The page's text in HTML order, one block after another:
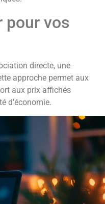
pour vos
directe, une
approche permet aux
aux prix affichés
d'économie.